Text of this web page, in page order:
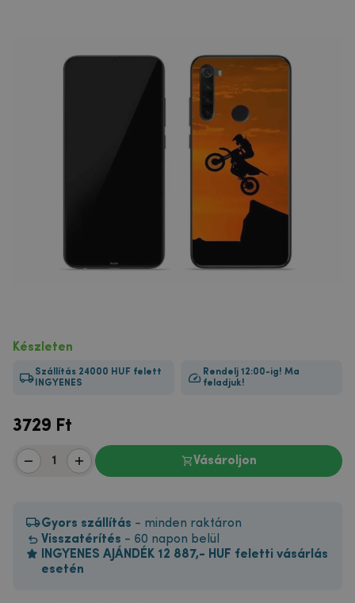
Készleten
Szállítás 24000 HUF felett
INGYENES
Rendelj 12:00-ig! Ma
feladjuk!
3729 Ft
Vásároljon
Gyors szállítás - minden raktáron
Visszatérítés - 60 napon belül
INGYENES AJÁNDÉK 12 887,- HUF feletti vásárlás
esetén